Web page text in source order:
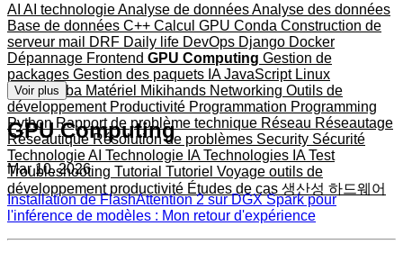
AI AI technologieAnalyse de donnéesAnalyse des données
Base de données C++ Calcul GPU Conda Construction de
serveur mail
DRF Daily life DevOps Django Docker
Dépannage Frontend GPU Computing Gestion de
packages Gestion des paquets IAJavaScript Linux
Mameshiba Matériel Mikihands Networking Outils de
développement Productivité Programmation Programming
Python Rapport de problème technique Réseau Réseautage
RéseautiqueRésolution de problèmes Security Sécurité
Technologie AI Technologie IATechnologies IATest
Troubleshooting Tutorial Tutoriel Voyage outils de
développement productivité Études de cas 생산성 하드웨어
Voir plus
GPU Computing
Mar 10, 2026
Installation de FlashAttention 2 sur DGX Spark pour
l'inférence de modèles : Mon retour d'expérience